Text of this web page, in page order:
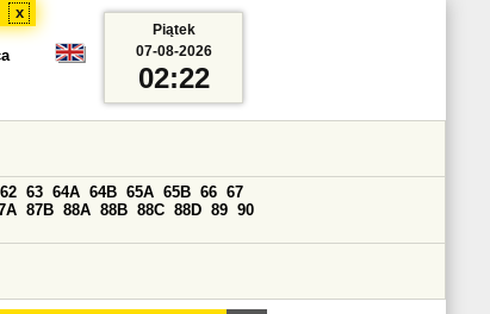
x
62 63 64A 64B 65A 65B 66 67
87B 88A 88B 88C 88D 89 90
Piątek
07-08-2026
02:22